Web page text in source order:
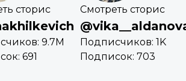
сторис
9.7M
691
Смотреть сторис
Подписчиков: 1K
Подписок: 703